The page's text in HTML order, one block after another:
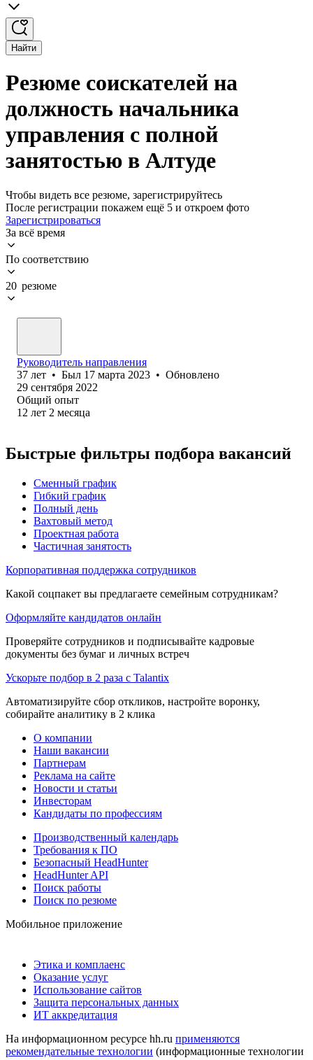
Найти
Резюме соискателей на
должность начальника
управления с полной
занятостью в Алтуде
Чтобы видеть все резюме, зарегистрируйтесь
После регистрации покажем ещё 5 и откроем фото
Зарегистрироваться
За всё время
По соответствию
20 резюме
Руководитель направления
37 лет • Был 17 марта 2023 • Обновлено
29 сентября 2022
Общий опыт
12 лет 2 месяца
Быстрые фильтры подбора вакансий
Сменный график
Гибкий график
Полный день
Вахтовый метод
Проектная работа
Частичная занятость
Корпоративная поддержка сотрудников
Какой соцпакет вы предлагаете семейным сотрудникам?
Оформляйте кандидатов онлайн
Проверяйте сотрудников и подписывайте кадровые
документы без бумаг и личных встреч
Ускорьте подбор в 2 раза с Talantix
Автоматизируйте сбор откликов, настройте воронку,
собирайте аналитику в 2 клика
О компании
Наши вакансии
Партнерам
Реклама на сайте
Новости и статьи
Инвесторам
Кандидаты по профессиям
Производственный календарь
Требования к ПО
Безопасный HeadHunter
HeadHunter API
Поиск работы
Поиск по резюме
Мобильное приложение
Этика и комплаенс
Оказание услуг
Использование сайтов
Защита персональных данных
ИТ аккредитация
На информационном ресурсе hh.ru применяются
рекомендательные технологии (информационные технологии